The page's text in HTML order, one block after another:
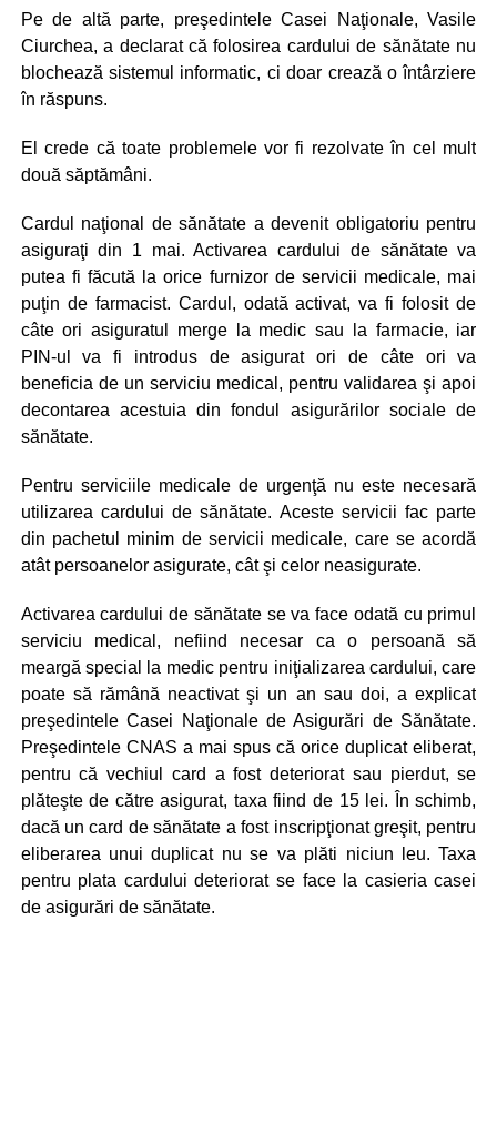
Pe de altă parte, preşedintele Casei Naţionale, Vasile
Ciurchea, a declarat că folosirea cardului de sănătate nu
blochează sistemul informatic, ci doar crează o întârziere
în răspuns.
El crede că toate problemele vor fi rezolvate în cel mult
două săptămâni.
Cardul naţional de sănătate a devenit obligatoriu pentru
asiguraţi din 1 mai. Activarea cardului de sănătate va
putea fi făcută la orice furnizor de servicii medicale, mai
puţin de farmacist. Cardul, odată activat, va fi folosit de
câte ori asiguratul merge la medic sau la farmacie, iar
PIN-ul va fi introdus de asigurat ori de câte ori va
beneficia de un serviciu medical, pentru validarea şi apoi
decontarea acestuia din fondul asigurărilor sociale de
sănătate.
Pentru serviciile medicale de urgenţă nu este necesară
utilizarea cardului de sănătate. Aceste servicii fac parte
din pachetul minim de servicii medicale, care se acordă
atât persoanelor asigurate, cât şi celor neasigurate.
Activarea cardului de sănătate se va face odată cu primul
serviciu medical, nefiind necesar ca o persoană să
meargă special la medic pentru iniţializarea cardului, care
poate să rămână neactivat şi un an sau doi, a explicat
preşedintele Casei Naţionale de Asigurări de Sănătate.
Preşedintele CNAS a mai spus că orice duplicat eliberat,
pentru că vechiul card a fost deteriorat sau pierdut, se
plăteşte de către asigurat, taxa fiind de 15 lei. În schimb,
dacă un card de sănătate a fost inscripţionat greşit, pentru
eliberarea unui duplicat nu se va plăti niciun leu. Taxa
pentru plata cardului deteriorat se face la casieria casei
de asigurări de sănătate.